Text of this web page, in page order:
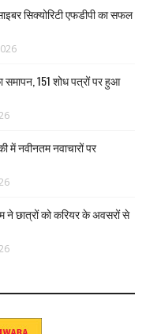
सिक्योरिटी एफडीपी का सफल
151 शोध पत्रों पर हुआ
में नवीनतम नवाचारों पर
ने छात्रों को करियर के अवसरों से